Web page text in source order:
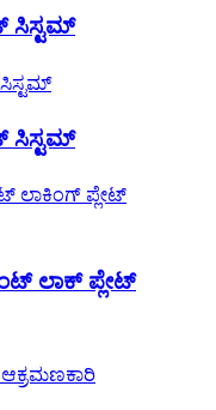
ಸಿಸ್ಟಮ್
ಸಿಸ್ಟಮ್
ಲಾಕ್ ಪ್ಲೇಟ್